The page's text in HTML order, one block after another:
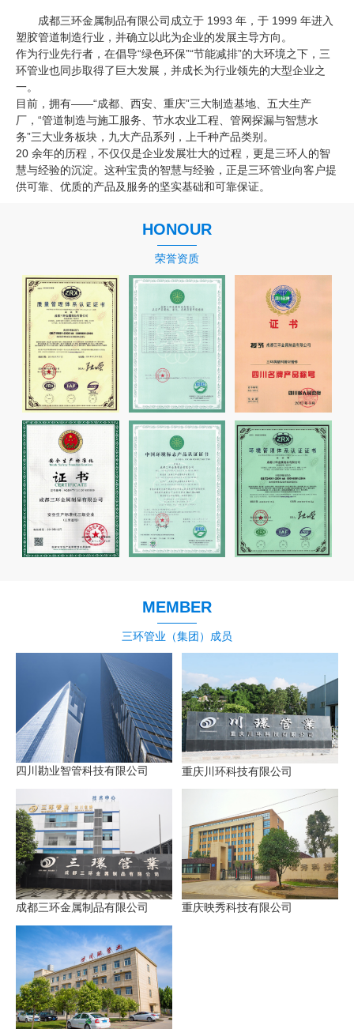
成都三环金属制品有限公司成立于 1993 年，于 1999 年进入
塑胶管道制造行业，并确立以此为企业的发展主导方向。
作为行业先行者，在倡导“绿色环保”“节能减排”的大环境之下，三
环管业也同步取得了巨大发展，并成长为行业领先的大型企业之
一。
目前，拥有——“成都、西安、重庆”三大制造基地、五大生产
厂，“管道制造与施工服务、节水农业工程、管网探漏与智慧水
务”三大业务板块，九大产品系列，上千种产品类别。
20 余年的历程，不仅仅是企业发展壮大的过程，更是三环人的智
慧与经验的沉淀。这种宝贵的智慧与经验，正是三环管业向客户提
供可靠、优质的产品及服务的坚实基础和可靠保证。
HONOUR
荣誉资质
MEMBER
三环管业（集团）成员
四川勘业智管科技有限公司 重庆川环科技有限公司
成都三环金属制品有限公司 重庆映秀科技有限公司